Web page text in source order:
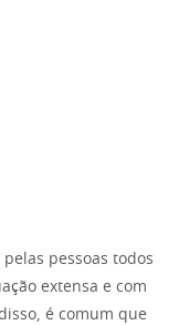
pessoas todos
extensa e com
é comum que